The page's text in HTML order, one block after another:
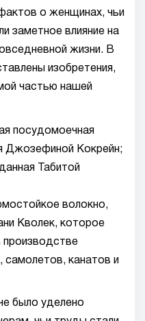
о женщинах, чьи
заметное влияние на
жизни. В
изобретения,
частью нашей
посудомоечная
Джозефиной Кокрейн;
Табитой
волокно,
Кволек, которое
производстве
канатов и
было уделено